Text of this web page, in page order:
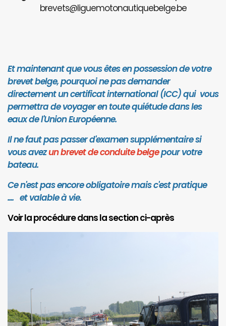
brevets@liguemotonautiquebelge.be
Et maintenant que vous êtes en possession de votre
brevet belge, pourquoi ne pas demander
directement un certificat international (ICC) qui vous
permettra de voyager en toute quiétude dans les
eaux de l'Union Européenne.
Il ne faut pas passer d'examen supplémentaire si
vous avezun brevet de conduite belgepour votre
bateau.
Ce n'est pas encore obligatoire mais c'est pratique
.... et valable à vie.
Voir la procédure dans la section ci-après